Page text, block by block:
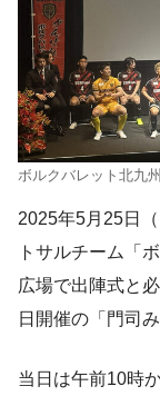
ボルクバレット北九
2025年5月25日
トサルチーム「
広場で出陣式と
日開催の「門司
当日は午前10時